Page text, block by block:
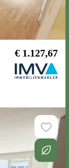
€ 1.127,67